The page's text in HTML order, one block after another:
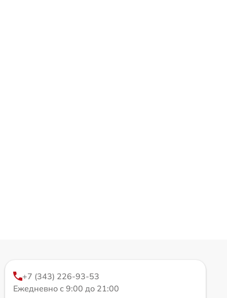
+7 (343) 226-93-53
Ежедневно с 9:00 до 21:00